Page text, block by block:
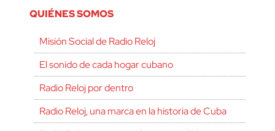
QUIÉNES SOMOS
Misión Social de Radio Reloj
El sonido de cada hogar cubano
Radio Reloj por dentro
Radio Reloj, una marca en la historia de Cuba